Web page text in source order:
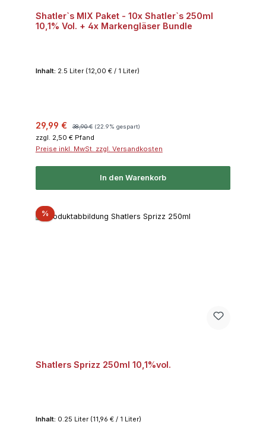
Shatler`s MIX Paket - 10x Shatler`s 250ml
10,1% Vol. + 4x Markengläser Bundle
Inhalt: 2.5 Liter (12,00 € / 1 Liter)
Verkaufspreis:
29,99 € 38,90 € (22.9% gespart)
zzgl. 2,50 € Pfand
Preise inkl. MwSt. zzgl. Versandkosten
In den Warenkorb
%Rabatt
Shatlers Sprizz 250ml 10,1%vol.
Inhalt: 0.25 Liter (11,96 € / 1 Liter)